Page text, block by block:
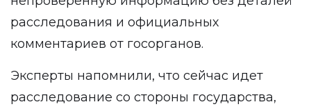
расследования и официальных
комментариев от госорганов.
Эксперты напомнили, что сейчас идет
расследование со стороны государства,